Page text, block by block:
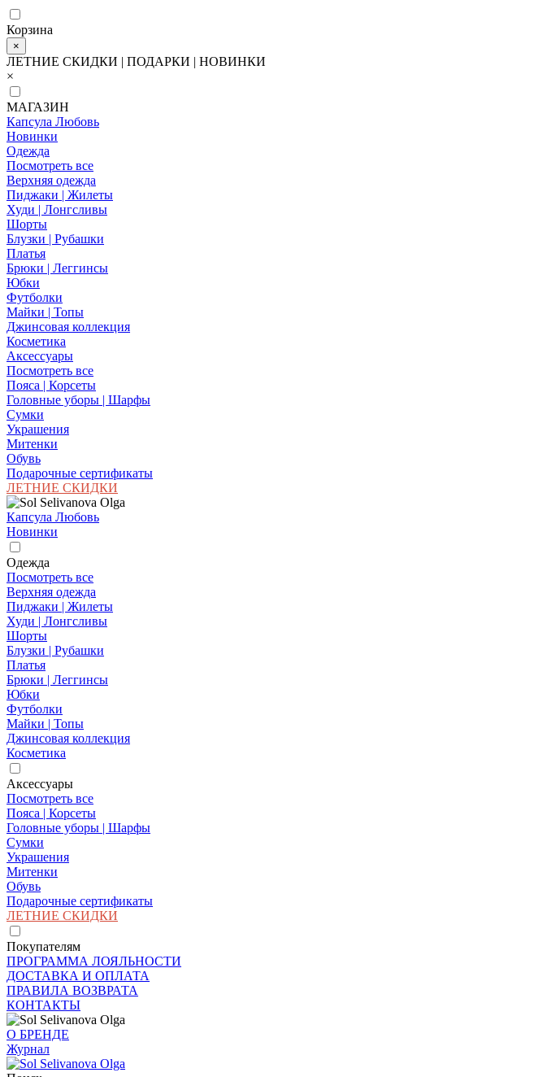
Корзина
×
ЛЕТНИЕ СКИДКИ | ПОДАРКИ | НОВИНКИ
×
МАГАЗИН
Капсула Любовь
Новинки
Одежда
Посмотреть все
Верхняя одежда
Пиджаки | Жилеты
Худи | Лонгсливы
Шорты
Блузки | Рубашки
Платья
Брюки | Леггинсы
Юбки
Футболки
Майки | Топы
Джинсовая коллекция
Косметика
Аксессуары
Посмотреть все
Пояса | Корсеты
Головные уборы | Шарфы
Сумки
Украшения
Митенки
Обувь
Подарочные сертификаты
ЛЕТНИЕ СКИДКИ
Капсула Любовь
Новинки
Одежда
Посмотреть все
Верхняя одежда
Пиджаки | Жилеты
Худи | Лонгсливы
Шорты
Блузки | Рубашки
Платья
Брюки | Леггинсы
Юбки
Футболки
Майки | Топы
Джинсовая коллекция
Косметика
Аксессуары
Посмотреть все
Пояса | Корсеты
Головные уборы | Шарфы
Сумки
Украшения
Митенки
Обувь
Подарочные сертификаты
ЛЕТНИЕ СКИДКИ
Покупателям
ПРОГРАММА ЛОЯЛЬНОСТИ
ДОСТАВКА И ОПЛАТА
ПРАВИЛА ВОЗВРАТА
КОНТАКТЫ
О БРЕНДЕ
Журнал